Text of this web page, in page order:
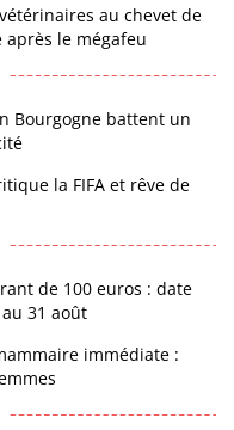
au chevet de
après le mégafeu
Bourgogne battent un
la FIFA et rêve de
de 100 euros : date
31 août
immédiate :